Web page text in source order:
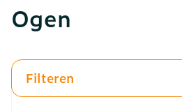
Ogen
Filteren